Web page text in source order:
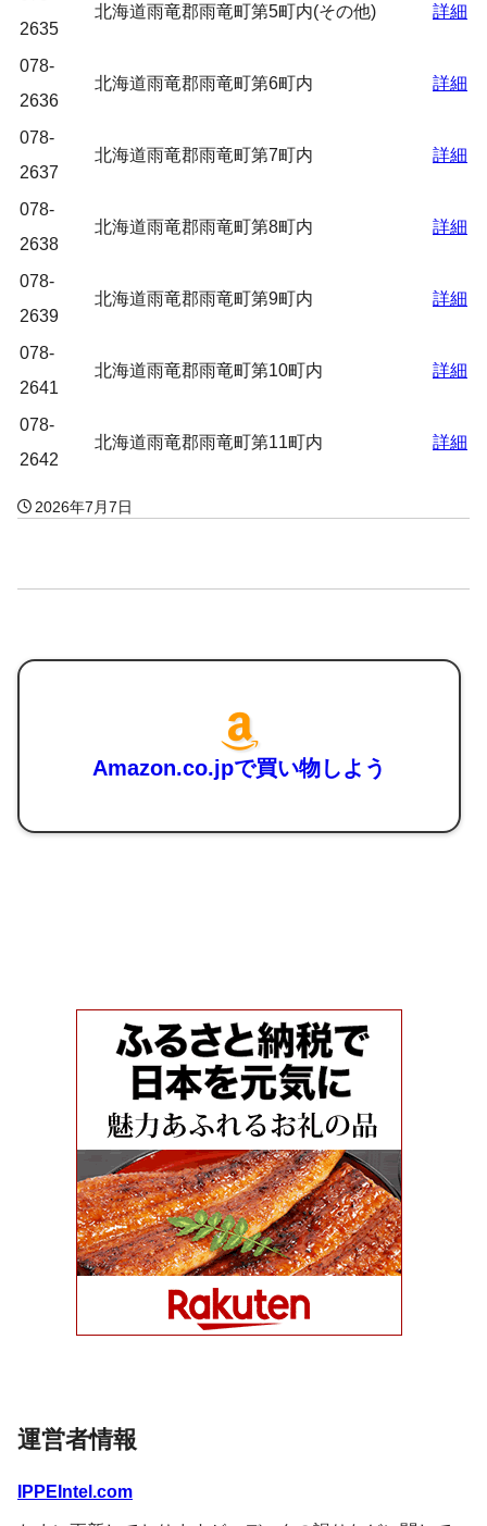
2635
北海道雨竜郡雨竜町第5町内(その他) 詳細
078-
2636
北海道雨竜郡雨竜町第6町内 詳細
078-
2637
北海道雨竜郡雨竜町第7町内 詳細
078-
2638
北海道雨竜郡雨竜町第8町内 詳細
078-
2639
北海道雨竜郡雨竜町第9町内 詳細
078-
2641
北海道雨竜郡雨竜町第10町内 詳細
078-
2642
北海道雨竜郡雨竜町第11町内 詳細
2026年7月7日
Amazon.co.jpで買い物しよう
運営者情報
IPPEIntel.com